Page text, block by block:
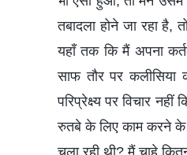
तबादला होने जा रहा
यहाँ तक कि मैं अपना
साफ तौर पर कलीसिया
परिप्रेक्ष्य पर विचार
रुतबे के लिए काम करने के
चला रही थी? मैं चाहे